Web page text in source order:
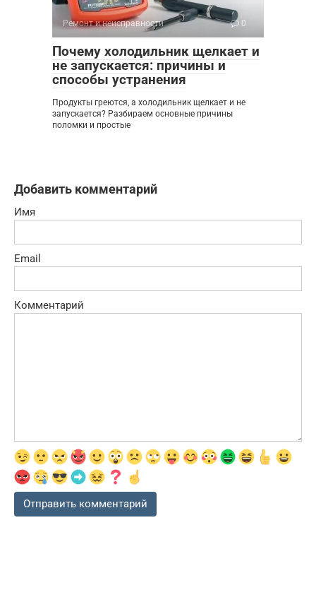
Ремонт и неисправности 0
Почему холодильник щелкает и
не запускается: причины и
способы устранения
Продукты греются, а холодильник щелкает и не
запускается? Разбираем основные причины
поломки и простые
Добавить комментарий
Имя
Email
Комментарий